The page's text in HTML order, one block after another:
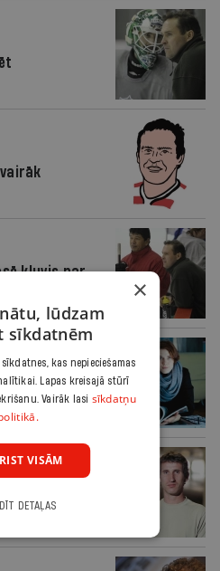
kļuvis par
×
lūdzam
sīkdatnēm
kas nepieciešamas
Lapas kreisajā stūrī
Vairāk lasi sīkdatņu
VISĀM
DETAĻAS